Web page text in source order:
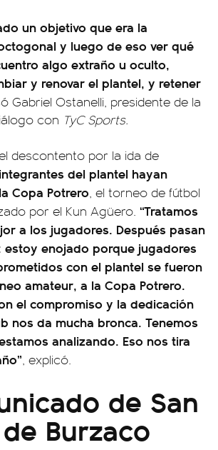
un objetivo que era la
y luego de eso ver qué
algo extraño u oculto,
y renovar el plantel, y retener
Gabriel Ostanelli, presidente de la
con TyC Sports.
descontento por la ida de
del plantel hayan
Copa Potrero, el torneo de fútbol
por el Kun Agüero. “Tratamos
a los jugadores. Después pasan
estoy enojado porque jugadores
con el plantel se fueron
amateur, a la Copa Potrero.
el compromiso y la dedicación
nos da mucha bronca. Tenemos
analizando. Eso nos tira
, explicó.
de San
Burzaco